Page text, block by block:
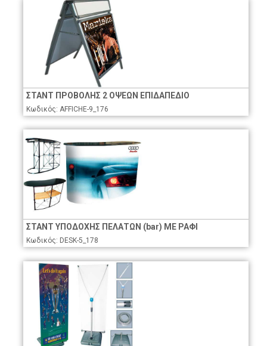
ΣΤΑΝΤ ΠΡΟΒΟΛΗΣ 2 ΟΨΕΩΝ ΕΠΙΔΑΠΕΔΙΟ
Κωδικός: AFFICHE-9_176
ΣΤΑΝΤ ΥΠΟΔΟΧΗΣ ΠΕΛΑΤΩΝ (bar) ΜΕ ΡΑΦΙ
Κωδικός: DESK-5_178